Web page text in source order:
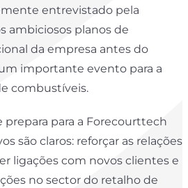
entrevistado pela
ambiciosos planos de
da empresa antes do
importante evento para a
combustíveis.
prepara para a Forecourttech
são claros: reforçar as relações
ligações com novos clientes e
no sector do retalho de